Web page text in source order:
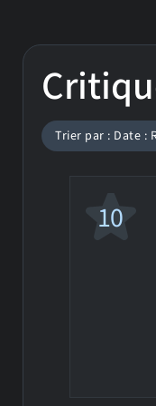
Trier par : Date :
10